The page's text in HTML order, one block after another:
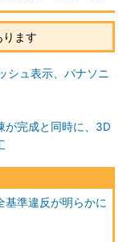
ます
シュ表示、パナソニ
が完成と同時に、3D
基準違反が明らかに